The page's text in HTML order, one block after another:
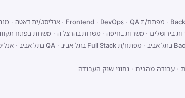
· מפתח/ת Frontend · DevOps · QA
· אנליסט/ית דאטה ·
בירושלים · משרות בחיפה · משרות בהרצליה · משרות בפתח
· מפתח/ת Full Stack בתל אביב · QA בתל אביב ·
· עבודה מהבית · נתוני שוק העבודה